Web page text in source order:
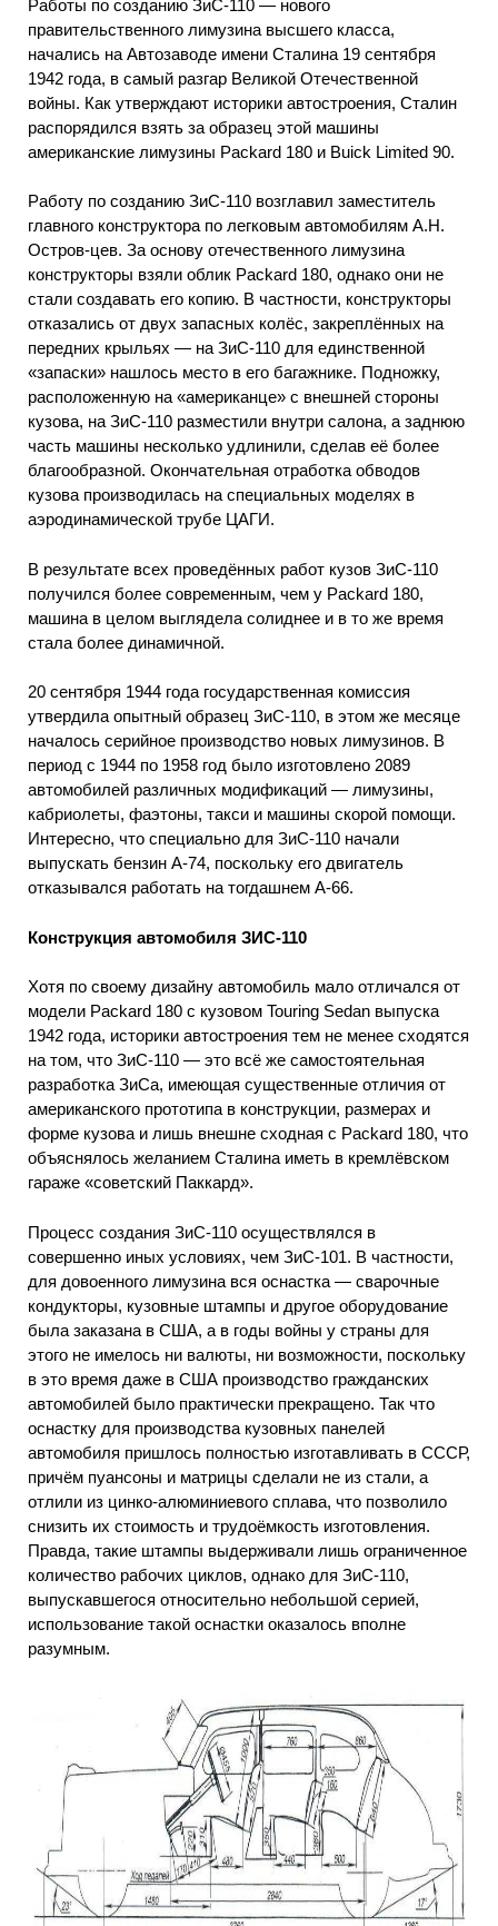
Работы по созданию ЗиС-110 — нового
правительственного лимузина высшего класса,
начались на Автозаводе имени Сталина 19 сентября
1942 года, в самый разгар Великой Отечественной
войны. Как утверждают историки автостроения, Сталин
распорядился взять за образец этой машины
американские лимузины Packard 180 и Buick Limited 90.
Работу по созданию ЗиС-110 возглавил заместитель
главного конструктора по легковым автомобилям А.Н.
Остров-цев. За основу отечественного лимузина
конструкторы взяли облик Packard 180, однако они не
стали создавать его копию. В частности, конструкторы
отказались от двух запасных колёс, закреплённых на
передних крыльях — на ЗиС-110 для единственной
«запаски» нашлось место в его багажнике. Подножку,
расположенную на «американце» с внешней стороны
кузова, на ЗиС-110 разместили внутри салона, а заднюю
часть машины несколько удлинили, сделав её более
благообразной. Окончательная отработка обводов
кузова производилась на специальных моделях в
аэродинамической трубе ЦАГИ.
В результате всех проведённых работ кузов ЗиС-110
получился более современным, чем у Packard 180,
машина в целом выглядела солиднее и в то же время
стала более динамичной.
20 сентября 1944 года государственная комиссия
утвердила опытный образец ЗиС-110, в этом же месяце
началось серийное производство новых лимузинов. В
период с 1944 по 1958 год было изготовлено 2089
автомобилей различных модификаций — лимузины,
кабриолеты, фаэтоны, такси и машины скорой помощи.
Интересно, что специально для ЗиС-110 начали
выпускать бензин А-74, поскольку его двигатель
отказывался работать на тогдашнем А-66.
Конструкция автомобиля ЗИС-110
Хотя по своему дизайну автомобиль мало отличался от
модели Packard 180 с кузовом Touring Sedan выпуска
1942 года, историки автостроения тем не менее сходятся
на том, что ЗиС-110 — это всё же самостоятельная
разработка ЗиСа, имеющая существенные отличия от
американского прототипа в конструкции, размерах и
форме кузова и лишь внешне сходная с Packard 180, что
объяснялось желанием Сталина иметь в кремлёвском
гараже «советский Паккард».
Процесс создания ЗиС-110 осуществлялся в
совершенно иных условиях, чем ЗиС-101. В частности,
для довоенного лимузина вся оснастка — сварочные
кондукторы, кузовные штампы и другое оборудование
была заказана в США, а в годы войны у страны для
этого не имелось ни валюты, ни возможности, поскольку
в это время даже в США производство гражданских
автомобилей было практически прекращено. Так что
оснастку для производства кузовных панелей
автомобиля пришлось полностью изготавливать в СССР,
причём пуансоны и матрицы сделали не из стали, а
отлили из цинко-алюминиевого сплава, что позволило
снизить их стоимость и трудоёмкость изготовления.
Правда, такие штампы выдерживали лишь ограниченное
количество рабочих циклов, однако для ЗиС-110,
выпускавшегося относительно небольшой серией,
использование такой оснастки оказалось вполне
разумным.